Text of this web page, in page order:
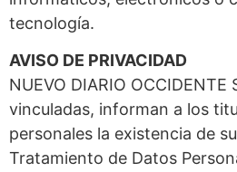
tecnología.
AVISO DE PRIVACIDAD
NUEVO DIARIO OCCIDENTE
vinculadas, informan a los
personales la existencia de
Tratamiento de Datos